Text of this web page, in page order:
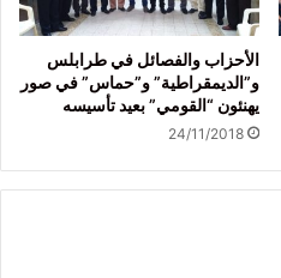
الأحزاب والفصائل في طرابلس
و”الديمقراطية” و”حماس” في صور
يهنئون “القومي” بعيد تأسيسه
24/11/2018